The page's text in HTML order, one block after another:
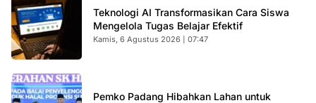
Teknologi AI Transformasikan Cara Siswa
Mengelola Tugas Belajar Efektif
Kamis, 6 Agustus 2026 | 07:47
Pemko Padang Hibahkan Lahan untuk